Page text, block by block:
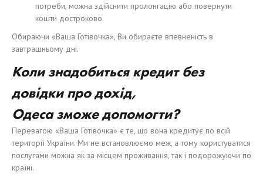
потреби, можна здійснити пролонгацію або повернути
кошти достроково.
Обираючи «Ваша Готівочка», Ви обираєте впевненість в
завтрашньому дні.
Коли знадобиться кредит без
довідки про дохід,
Одеса зможедопомогти?
Перевагою «Ваша Готівочка» є те, що вона кредитує по всій
території України. Ми не встановлюємо меж, а тому користуватися
послугами можна як за місцем проживання, так і подорожуючи по
країні.